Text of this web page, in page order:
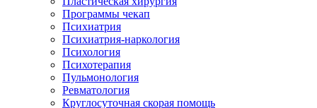
Программы чекап
Психиатрия
Психиатрия-наркология
Психология
Психотерапия
Пульмонология
Ревматология
Круглосуточная скорая помощь